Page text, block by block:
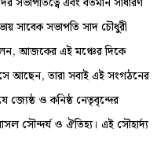
সাবেক সভাপতি সাদ চৌধুরী
আজকের এই মঞ্চের দিকে
আছেন, তারা সবাই এই সংগঠনের
জ্যেষ্ঠ ও কনিষ্ঠ নেতৃবৃন্দের
সৌন্দর্য ও ঐতিহ্য। এই সৌহার্দ্য